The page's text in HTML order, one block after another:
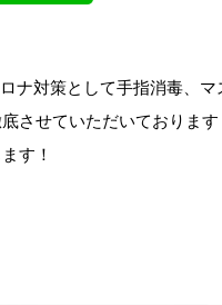
ナ対策として手指消毒、
させていただいております
す！